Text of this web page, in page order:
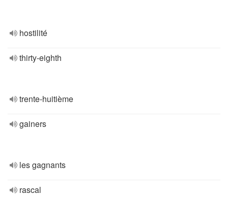
hostilité
thirty-eighth
trente-huitième
gainers
les gagnants
rascal